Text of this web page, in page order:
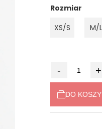
Rozmiar
XS/S
M/L
- +
DO